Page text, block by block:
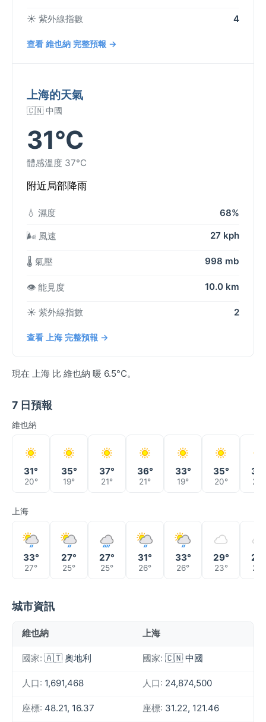
☀️ 紫外線指數 4
查看 維也納 完整預報 →
上海的天氣
🇨🇳 中國
31°C
體感溫度 37°C
附近局部降雨
💧 濕度 68%
🌬️ 風速 27 kph
🌡️ 氣壓 998 mb
👁️ 能見度 10.0 km
☀️ 紫外線指數 2
查看 上海 完整預報 →
現在 上海 比 維也納 暖 6.5°C。
7 日預報
維也納
31°
20°
35°
19°
37°
21°
36°
21°
33°
19°
35°
20° 22°
上海
33°
27°
27°
25°
27°
25°
31°
26°
33°
26°
29°
23° 22°
城市資訊
維也納 上海
國家: 🇦🇹 奧地利 國家: 🇨🇳 中國
人口: 1,691,468 人口: 24,874,500
座標: 48.21, 16.37 座標: 31.22, 121.46